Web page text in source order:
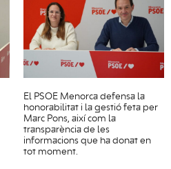
El PSOE Menorca defensa la
honorabilitat i la gestió feta per
Marc Pons, així com la
transparència de les
informacions que ha donat en
tot moment.